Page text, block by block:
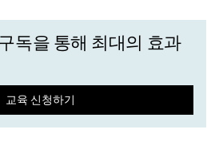
독을 통해 최대의 효과
교육 신청하기